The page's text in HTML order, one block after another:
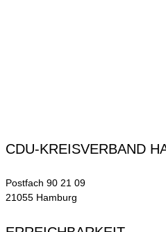
CDU-KREISVERBAND
Postfach 90 21 09
21055 Hamburg